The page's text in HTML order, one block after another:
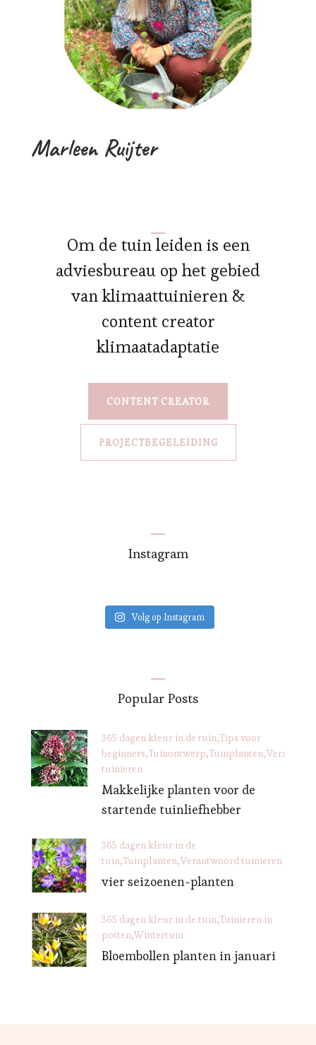
Marleen Ruijter
Om de tuin leiden is een
adviesbureau op het gebied
van klimaattuinieren &
content creator
klimaatadaptatie
CONTENT CREATOR
PROJECTBEGELEIDING
Instagram
Volg op Instagram
Popular Posts
365 dagen kleur in de tuin Tips voor
beginners Tuinontwerp Tuinplanten
tuinieren
Makkelijke planten voor de
startende tuinliefhebber
365 dagen kleur in de
tuin Tuinplanten Verantwoord tuinieren
vier seizoenen-planten
365 dagen kleur in de tuin Tuinieren in
potten Wintertuin
Bloembollen planten in januari